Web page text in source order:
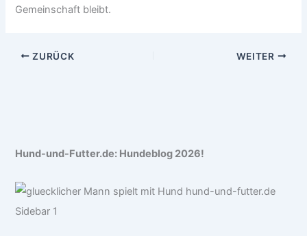
Gemeinschaft bleibt.
ZURÜCK WEITER
Hund-und-Futter.de: Hundeblog 2026!